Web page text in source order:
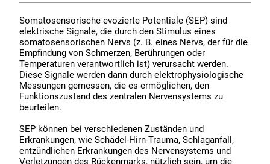
Somatosensorische evozierte Potentiale (SEP) sind
elektrische Signale, die durch den Stimulus eines
somatosensorischen Nervs (z. B. eines Nervs, der für die
Empfindung von Schmerzen, Berührungen oder
Temperaturen verantwortlich ist) verursacht werden.
Diese Signale werden dann durch elektrophysiologische
Messungen gemessen, die es ermöglichen, den
Funktionszustand des zentralen Nervensystems zu
beurteilen.
SEP können bei verschiedenen Zuständen und
Erkrankungen, wie Schädel-Hirn-Trauma, Schlaganfall,
entzündlichen Erkrankungen des Nervensystems und
Verletzungen des Rückenmarks, nützlich sein, um die